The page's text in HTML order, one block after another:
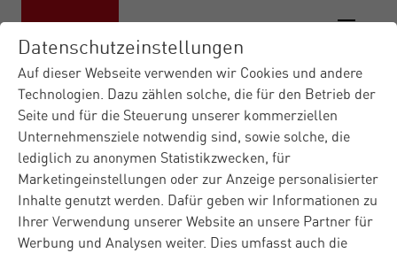
Datenschutzeinstellungen
Auf dieser Webseite verwenden wir Cookies und andere
Technologien. Dazu zählen solche, die für den Betrieb der
Seite und für die Steuerung unserer kommerziellen
Unternehmensziele notwendig sind, sowie solche, die
lediglich zu anonymen Statistikzwecken, für
Marketingeinstellungen oder zur Anzeige personalisierter
Inhalte genutzt werden. Dafür geben wir Informationen zu
Ihrer Verwendung unserer Website an unsere Partner für
Werbung und Analysen weiter. Dies umfasst auch die
Materna IT-Dienstleister| Download
Whitepaper Gen A...
Jetzt das KI-
Whitepaper anfordern